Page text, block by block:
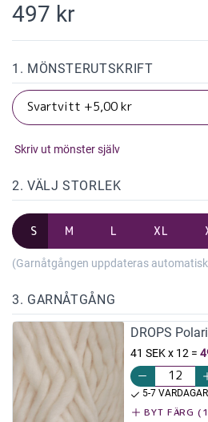
497 kr
1. MÖNSTERUTSKRIFT
Skriv ut mönster själv
2. VÄLJ STORLEK
S M L XL
(Garnåtgången uppdateras
3. GARNÅTGÅNG
DROPS
41 SEK x 12=
5-7 VARDAGAR
BYT FÄRG